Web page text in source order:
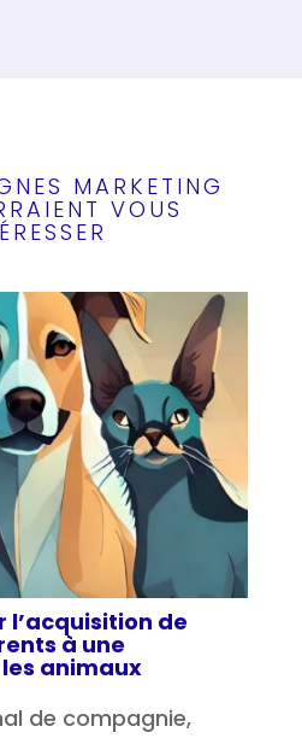
MARKETING
VOUS
l’acquisition de
à une
animaux
de compagnie,